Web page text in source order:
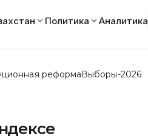
Политика Аналитика
реформаВыборы-2026